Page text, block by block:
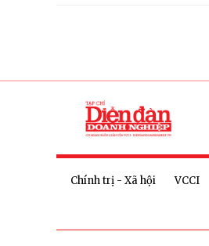
Chính trị - Xã hội VCCI